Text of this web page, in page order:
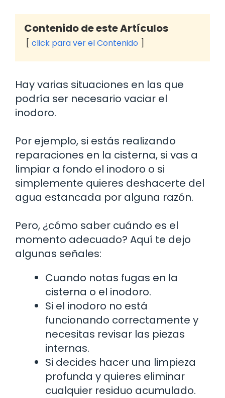
Contenido de este Artículos
click para ver el Contenido
Hay varias situaciones en las que
podría ser necesario vaciar el
inodoro.
Por ejemplo, si estás realizando
reparaciones en la cisterna, si vas a
limpiar a fondo el inodoro o si
simplemente quieres deshacerte del
agua estancada por alguna razón.
Pero, ¿cómo saber cuándo es el
momento adecuado? Aquí te dejo
algunas señales:
Cuando notas fugas en la
cisterna o el inodoro.
Si el inodoro no está
funcionando correctamente y
necesitas revisar las piezas
internas.
Si decides hacer una limpieza
profunda y quieres eliminar
cualquier residuo acumulado.